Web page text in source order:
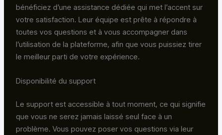
bénéficiez d’une assistance dédiée qui met l’accent sur
votre satisfaction. Leur équipe est prête à répondre à
toutes vos questions et à vous accompagner dans
l’utilisation de la plateforme, afin que vous puissiez tirer
le meilleur parti de votre expérience.
Disponibilité du support
Le support est accessible à tout moment, ce qui signifie
que vous ne serez jamais laissé seul face à un
problème. Vous pouvez poser vos questions via leur